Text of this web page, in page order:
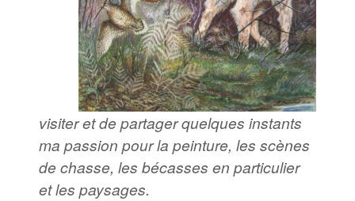
visiter et de partager quelques instants
ma passion pour la peinture, les scènes
de chasse, les bécasses en particulier
et les paysages.